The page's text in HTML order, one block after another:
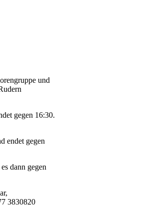
und
gegen 16:30.
endet gegen
dann gegen
3830820